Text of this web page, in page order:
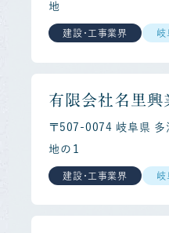
地
建設・工事業界 岐
有限会社名里興
〒507-0074 岐阜県 多
地の１
建設・工事業界 岐